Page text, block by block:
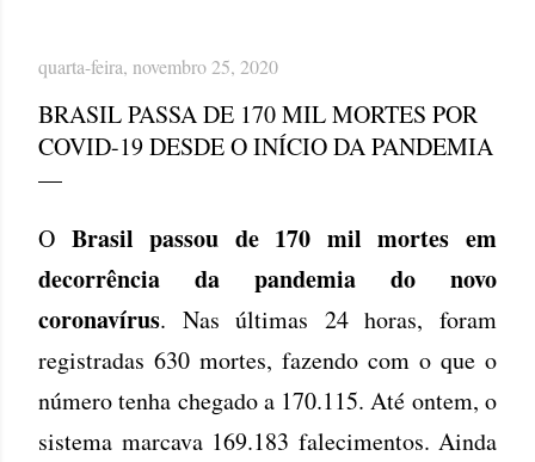
quarta-feira, novembro 25, 2020
BRASIL PASSA DE 170 MIL MORTES POR
COVID-19 DESDE O INÍCIO DA PANDEMIA
O Brasil passou de 170 mil mortes em
decorrência da pandemia do novo
coronavírus. Nas últimas 24 horas, foram
registradas 630 mortes, fazendo com o que o
número tenha chegado a 170.115. Até ontem, o
sistema marcava 169.183 falecimentos. Ainda